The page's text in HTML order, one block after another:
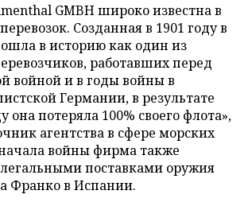
GMBH широко известна в
Созданная в 1901 году в
в историю как один из
работавших перед
войной и в годы войны в
Германии, в результате
она потеряла 100% своего флота»,
агентства в сфере морских
войны фирма также
поставками оружия
Франко в Испании.